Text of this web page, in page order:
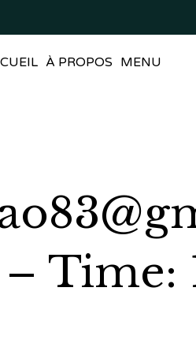
À PROPOS MENU
– Time: